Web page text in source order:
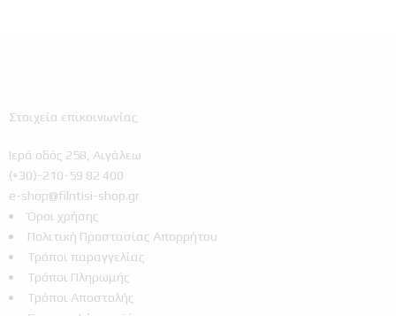
Στοιχεία επικοινωνίας
Ιερά οδός 258, Αιγάλεω
(+30)-210-59 82 400
e-shop@filntisi-shop.gr
Όροι χρήσης
Πολιτική Προστασίας Απορρήτου
Τρόποι παραγγελίας
Τρόποι Πληρωμής
Τρόποι Αποστολής